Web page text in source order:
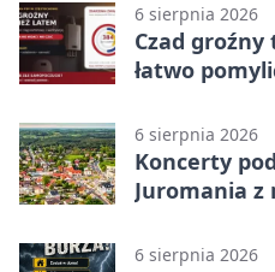
6 sierpnia 2026
Czad
łatwo
6 sierpnia 2026
Koncerty
Juromania z
6 sierpnia 2026